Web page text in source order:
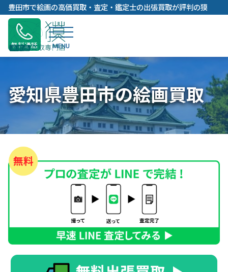
内
容
キ
ッ
プ
豊田市で絵画の高価買取・査定・鑑定士の出張買取が評判の獏
無料通話
愛知県豊田市の絵画買取